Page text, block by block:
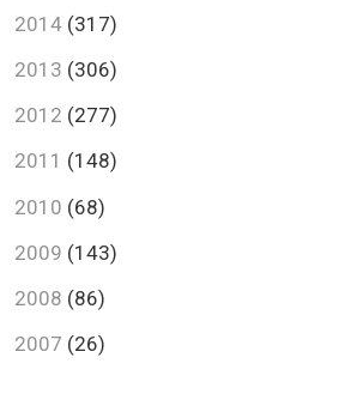
2014 (317)
2013 (306)
2012 (277)
2011 (148)
2010 (68)
2009 (143)
2008 (86)
2007 (26)